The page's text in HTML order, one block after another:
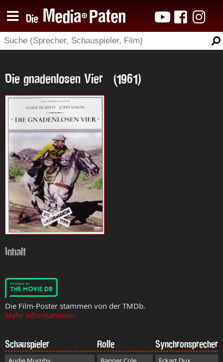
Die gnadenlosen Vier (1961)
Inhalt
Die Film-Poster stammen von der TMDb.
Mehr Informationen.
Schauspieler Rolle Synchronsprecher